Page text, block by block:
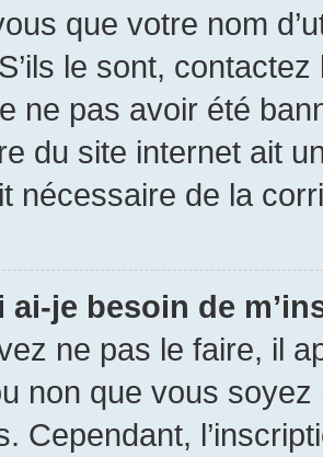
que votre nom
le sont,
ne pas avoir été
du site internet ait
nécessaire de la
ai-je besoin de
ne pas le faire, il
non que vous
Cependant,